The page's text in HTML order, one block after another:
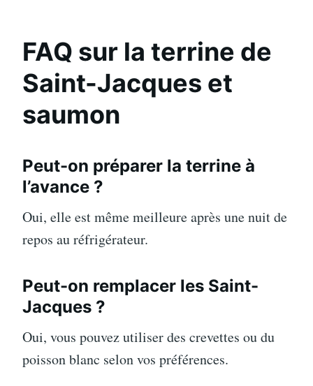
FAQ sur la terrine de
Saint-Jacques et
saumon
Peut-on préparer la terrine à
l’avance ?
Oui, elle est même meilleure après une nuit de
repos au réfrigérateur.
Peut-on remplacer les Saint-
Jacques ?
Oui, vous pouvez utiliser des crevettes ou du
poisson blanc selon vos préférences.